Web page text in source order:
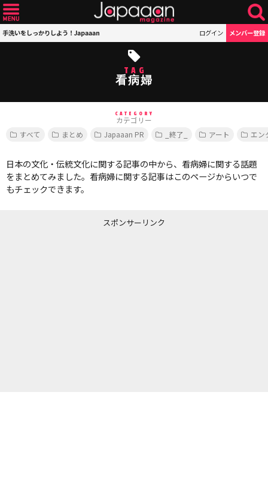
手洗いをしっかりしよう！Japaaan ログイン メンバー登録
TAG
看病婦
CATEGORY
カテゴリー
すべて
まとめ Japaaan PR _終了_ アート エン
日本の文化・伝統文化に関する記事の中から、看病婦に関する話題
をまとめてみました。看病婦に関する記事はこのページからいつで
もチェックできます。
スポンサーリンク